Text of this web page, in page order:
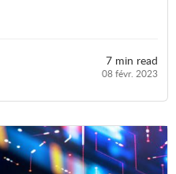
7 min read
08 févr. 2023